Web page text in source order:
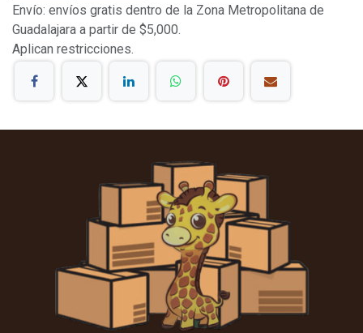
Envío: envíos gratis dentro de la Zona Metropolitana de
Guadalajara a partir de $5,000.
Aplican restricciones.